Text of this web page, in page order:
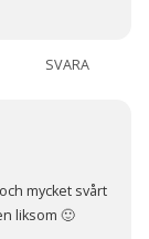
SVARA
mycket svårt
liksom 🙂